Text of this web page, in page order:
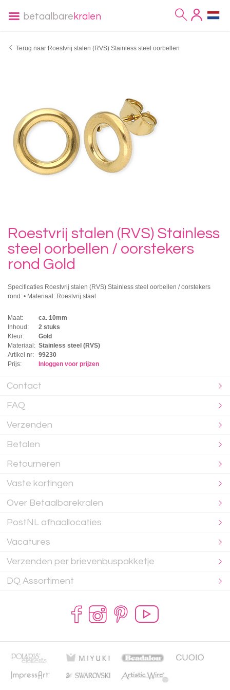
betaalbare kralen
Terug naar Roestvrij stalen (RVS) Stainless steel oorbellen
Roestvrij stalen (RVS) Stainless
steel oorbellen / oorstekers
rond Gold
Specificaties Roestvrij stalen (RVS) Stainless steel oorbellen / oorstekers
rond: • Materiaal: Roestvrij staal
Maat:
ca. 10mm
Inhoud:
2 stuks
Kleur:
Gold
Materiaal: Stainless steel (RVS)
Artikel nr:
99230
Prijs:
Inloggen voor prijzen
Contact
FAQ
Verzenden
Betalen
Retourneren
Vaste kortingen
Over Betaalbarekralen
PostNL afhaallocaties
Vacatures
Verzenden per brievenbuspakketje
DQ Assortiment